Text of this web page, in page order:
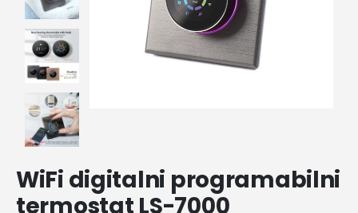
WiFi digitalni programabilni
termostat LS-7000